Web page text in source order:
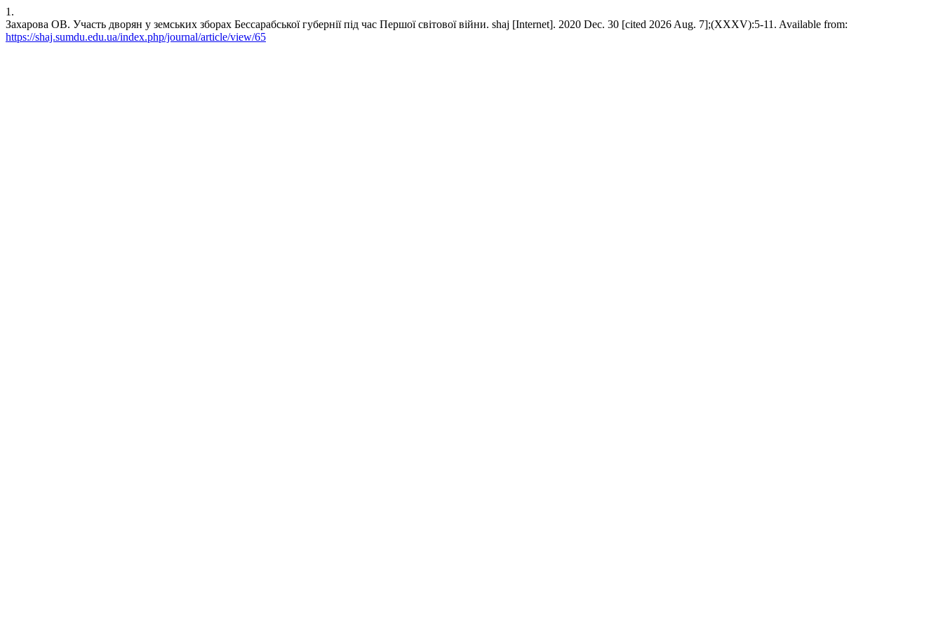
1.
Захарова ОВ. Участь дворян у земських зборах Бессарабської губернії під час Першої світової війни. shaj [Internet]. 2020 Dec. 30 [cited 2026 Aug. 7];(XXXV):5-11. Available from:
https://shaj.sumdu.edu.ua/index.php/journal/article/view/65